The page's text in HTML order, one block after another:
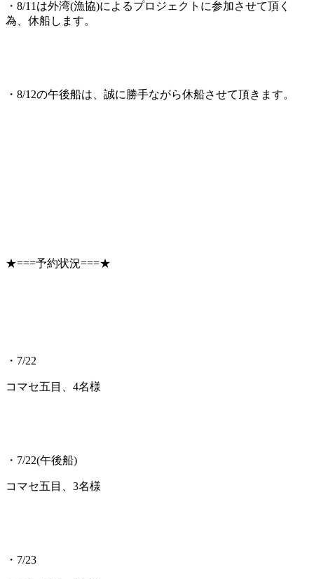
・8/11は外湾(漁協)によるプロジェクトに参加させて頂く
為、休船します。
・8/12の午後船は、誠に勝手ながら休船させて頂きます。
★===予約状況===★
・7/22
コマセ五目、4名様
・7/22(午後船)
コマセ五目、3名様
・7/23